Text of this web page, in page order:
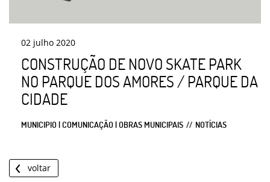
02 julho 2020
CONSTRUÇÃO DE NOVO SKATE PARK
NO PARQUE DOS AMORES / PARQUE DA
CIDADE
MUNICIPIO | COMUNICAÇÃO | OBRAS MUNICIPAIS NOTÍCIAS
voltar